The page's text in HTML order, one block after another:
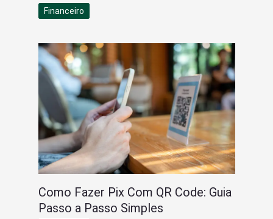
Financeiro
Como Fazer Pix Com QR Code: Guia
Passo a Passo Simples